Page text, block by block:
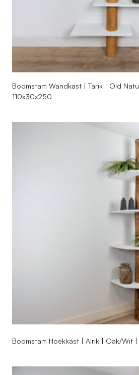
Boomstam Wandkast | Tarik | Old
110x30x250
Boomstam Hoekkast | Alrik | Oak/Wit